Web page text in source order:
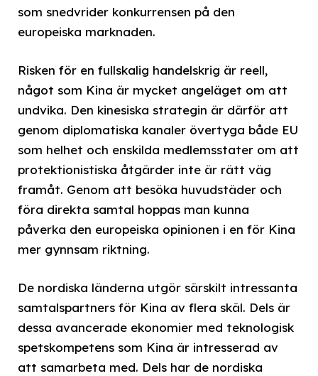
som snedvrider konkurrensen på den
europeiska marknaden.
Risken för en fullskalig handelskrig är reell,
något som Kina är mycket angeläget om att
undvika. Den kinesiska strategin är därför att
genom diplomatiska kanaler övertyga både EU
som helhet och enskilda medlemsstater om att
protektionistiska åtgärder inte är rätt väg
framåt. Genom att besöka huvudstäder och
föra direkta samtal hoppas man kunna
påverka den europeiska opinionen i en för Kina
mer gynnsam riktning.
De nordiska länderna utgör särskilt intressanta
samtalspartners för Kina av flera skäl. Dels är
dessa avancerade ekonomier med teknologisk
spetskompetens som Kina är intresserad av
att samarbeta med. Dels har de nordiska